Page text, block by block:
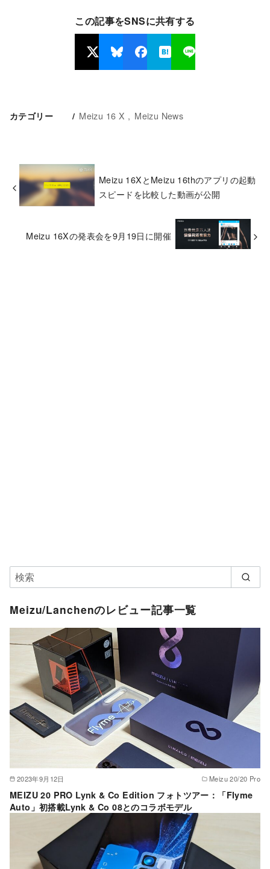
この記事をSNSに共有する
カテゴリー Meizu 16 X Meizu News
Meizu 16XとMeizu 16thのアプリの起動
スピードを比較した動画が公開
Meizu 16Xの発表会を9月19日に開催
Meizu/Lanchenのレビュー記事一覧
2023年9月12日 Meizu 20/20 Pro
MEIZU 20 PRO Lynk & Co Edition フォトツアー：「Flyme
Auto」初搭載Lynk & Co 08とのコラボモデル